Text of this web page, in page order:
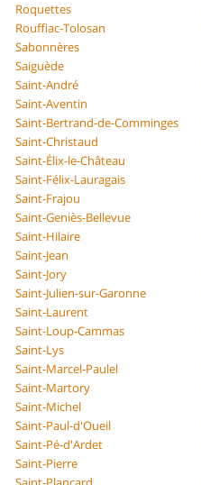
Roquettes
Rouffiac-Tolosan
Sabonnères
Saiguède
Saint-André
Saint-Aventin
Saint-Bertrand-de-Comminges
Saint-Christaud
Saint-Élix-le-Château
Saint-Félix-Lauragais
Saint-Frajou
Saint-Geniès-Bellevue
Saint-Hilaire
Saint-Jean
Saint-Jory
Saint-Julien-sur-Garonne
Saint-Laurent
Saint-Loup-Cammas
Saint-Lys
Saint-Marcel-Paulel
Saint-Martory
Saint-Michel
Saint-Paul-d'Oueil
Saint-Pé-d'Ardet
Saint-Pierre